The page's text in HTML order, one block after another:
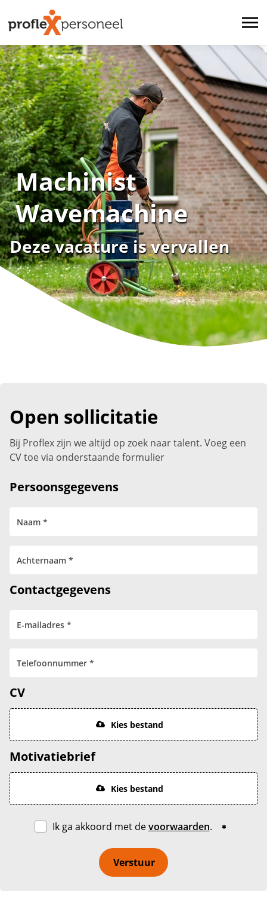
Machinist
Wavemachine
Deze vacature is vervallen
Open sollicitatie
Bij Proflex zijn we altijd op zoek naar talent. Voeg een
CV toe via onderstaande formulier
Persoonsgegevens
Contactgegevens
CV
Kies bestand
Motivatiebrief
Kies bestand
Ik ga akkoord met devoorwaarden.
Verstuur